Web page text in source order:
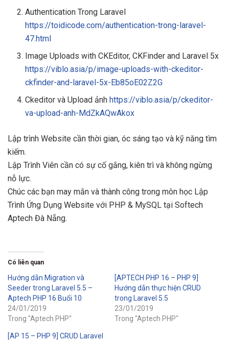
Authentication Trong Laravel
https://toidicode.com/authentication-trong-laravel-
47.html
Image Uploads with CKEditor, CKFinder and Laravel 5x
https://viblo.asia/p/image-uploads-with-ckeditor-
ckfinder-and-laravel-5x-Eb85oE02Z2G
Ckeditor và Upload ảnhhttps://viblo.asia/p/ckeditor-
va-upload-anh-MdZkAQwAkox
Lập trình Website cần thời gian, óc sáng tạo và kỹ năng tìm
kiếm.
Lập Trình Viên cần có sự cố gắng, kiên trì và không ngừng
nỗ lực.
Chúc các bạn may mắn và thành công trong môn học Lập
Trình Ứng Dụng Website với PHP & MySQL tại Softech
Aptech Đà Nẵng.
Có liên quan
Hướng dẫn Migration và
Seeder trong Laravel 5.5 –
Aptech PHP 16 Buổi 10
24/01/2019
Trong "Aptech PHP"
[APTECH PHP 16 – PHP 9]
Hướng dẫn thực hiện CRUD
trong Laravel 5.5
23/01/2019
Trong "Aptech PHP"
[AP 15 – PHP 9] CRUD Laravel